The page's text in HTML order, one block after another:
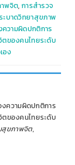
าพจิต,การสำรวจ
ะบาดวิทยาสุขภาพ
ความผิดปกติการ
ตของคนไทยระดับ
อง
ความผิดปกติการ
ตของคนไทยระดับ
สุขภาพจิต,